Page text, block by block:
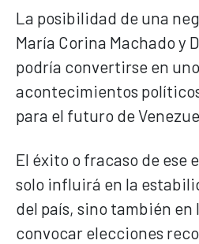
La posibilidad de una
María Corina Machado y
podría convertirse en
acontecimientos
para el futuro de
El éxito o fracaso de ese
solo influirá en la
del país, sino también
convocar elecciones